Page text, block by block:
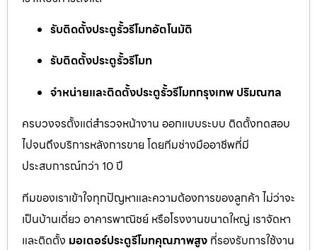
รับติดตั้งประตูรั้วรีโมทอัตโนมัติ
รับติดตั้งประตูรั้วรีโมท
จำหน่ายและติดตั้งประตูรั้วรีโมทกรุงเทพ ปริมณฑล
ครบวงจรตั้งแต่สำรวจหน้างาน ออกแบบระบบ ติดตั้งทดสอบ
ไปจนถึงบริการหลังการขาย โดยทีมช่างมืออาชีพที่มี
ประสบการณ์กว่า 10 ปี
ทีมของเราเข้าใจทุกปัญหาและความต้องการของลูกค้า ไม่ว่าจะ
เป็นบ้านเดี่ยว อาคารพาณิชย์ หรือโรงงานขนาดใหญ่ เราจัดหา
และติดตั้ง มอเตอร์ประตูรีโมทคุณภาพสูง ที่รองรับการใช้งาน